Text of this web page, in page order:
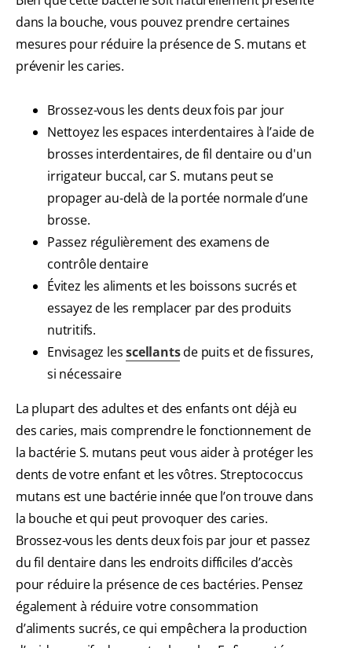
dans la bouche, vous pouvez prendre certaines
mesures pour réduire la présence de S. mutans et
prévenir les caries.
Brossez-vous les dents deux fois par jour
Nettoyez les espaces interdentaires à l’aide de
brosses interdentaires, de fil dentaire ou d'un
irrigateur buccal, car S. mutans peut se
propager au-delà de la portée normale d’une
brosse.
Passez régulièrement des examens de
contrôle dentaire
Évitez les aliments et les boissons sucrés et
essayez de les remplacer par des produits
nutritifs.
Envisagez lesscellantsde puits et de fissures,
si nécessaire
La plupart des adultes et des enfants ont déjà eu
des caries, mais comprendre le fonctionnement de
la bactérie S. mutans peut vous aider à protéger les
dents de votre enfant et les vôtres. Streptococcus
mutans est une bactérie innée que l’on trouve dans
la bouche et qui peut provoquer des caries.
Brossez-vous les dents deux fois par jour et passez
du fil dentaire dans les endroits difficiles d’accès
pour réduire la présence de ces bactéries. Pensez
également à réduire votre consommation
d’aliments sucrés, ce qui empêchera la production